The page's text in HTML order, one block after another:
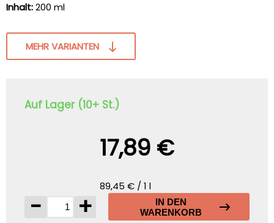
Inhalt:200 ml
MEHR VARIANTEN
Auf Lager (10+ St.)
17,89 €
89,45 € / 1 l
- +
IN DEN
WARENKORB